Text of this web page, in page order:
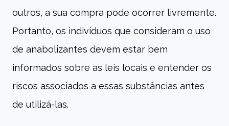
outros, a sua compra pode ocorrer livremente.
Portanto, os indivíduos que consideram o uso
de anabolizantes devem estar bem
informados sobre as leis locais e entender os
riscos associados a essas substâncias antes
de utilizá-las.